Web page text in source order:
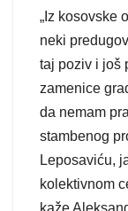
„Iz kosovske
neki
taj poziv i još
zamenice
da nemam
stambenog
Leposaviću,
kolektivnom
kaže